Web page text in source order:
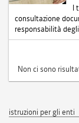
I
consultazione
responsabilità
Non ci sono
istruzioni per gli enti